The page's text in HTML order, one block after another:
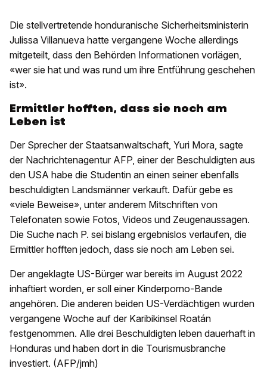
Die stellvertretende honduranische Sicherheitsministerin
Julissa Villanueva hatte vergangene Woche allerdings
mitgeteilt, dass den Behörden Informationen vorlägen,
«wer sie hat und was rund um ihre Entführung geschehen
ist».
Ermittler hofften, dass sie noch am
Leben ist
Der Sprecher der Staatsanwaltschaft, Yuri Mora, sagte
der Nachrichtenagentur AFP, einer der Beschuldigten aus
den USA habe die Studentin an einen seiner ebenfalls
beschuldigten Landsmänner verkauft. Dafür gebe es
«viele Beweise», unter anderem Mitschriften von
Telefonaten sowie Fotos, Videos und Zeugenaussagen.
Die Suche nach P. sei bislang ergebnislos verlaufen, die
Ermittler hofften jedoch, dass sie noch am Leben sei.
Der angeklagte US-Bürger war bereits im August 2022
inhaftiert worden, er soll einer Kinderporno-Bande
angehören. Die anderen beiden US-Verdächtigen wurden
vergangene Woche auf der Karibikinsel Roatán
festgenommen. Alle drei Beschuldigten leben dauerhaft in
Honduras und haben dort in die Tourismusbranche
investiert. (AFP/jmh)